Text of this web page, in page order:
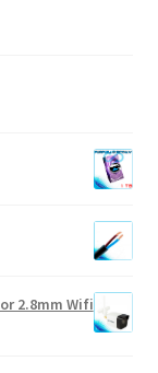
2.8mm Wifi